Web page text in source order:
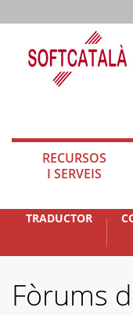
RECURSOS
I SERVEIS
TRADUCTOR
Fòrums